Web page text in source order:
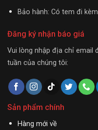
Bảo hành: Có tem đi
Đăng ký nhận báo giá
Vui lòng nhập địa chỉ email
tuần của chúng tôi:
Sản phẩm chính
Hàng mới về